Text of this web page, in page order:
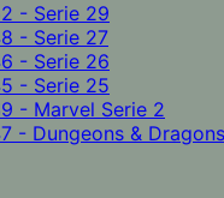
- Serie 29
- Serie 27
- Serie 26
- Serie 25
- Marvel Serie 2
- Dungeons & Dragons